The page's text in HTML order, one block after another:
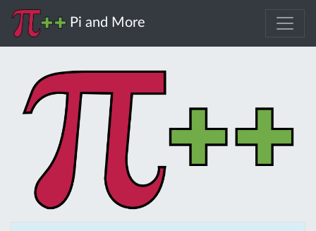
Pi and More